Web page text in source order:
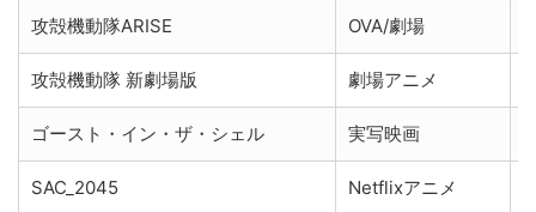
攻殻機動隊ARISE OVA/劇場
攻殻機動隊 新劇場版 劇場アニメ
ゴースト・イン・ザ・シェル 実写映画
SAC_2045 Netflixアニメ